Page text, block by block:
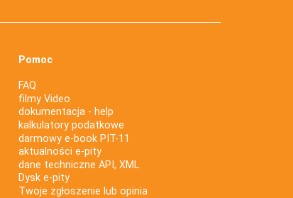
Pomoc
FAQ
filmy Video
dokumentacja - help
kalkulatory podatkowe
darmowy e-book PIT-11
aktualności e-pity
dane techniczne API, XML
Dysk e-pity
Twoje zgłoszenie lub opinia